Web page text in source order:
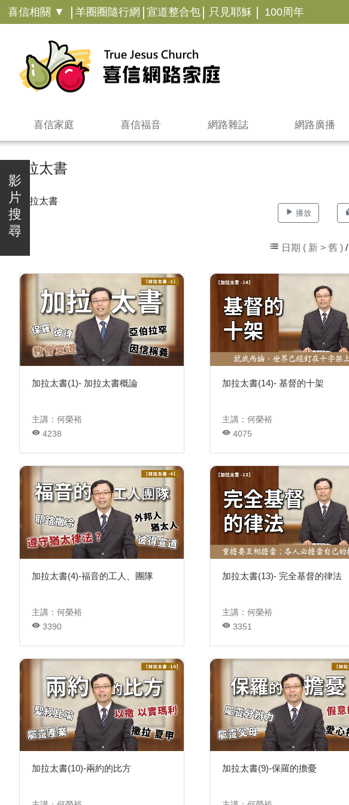
喜信相關 ▼ | 羊圈圈隨行網 | 宣道整合包 | 只見耶穌 | 100周年
喜信家庭 喜信福音 網路雜誌 網路廣播
影
片
搜
尋
加拉太書
播放
日期 ( 新 > 舊 )/
加拉太書(1)- 加拉太書概論
主講：何榮裕
4238
加拉太書(14)- 基督的十架
主講：何榮裕
4075
加拉太書(4)-福音的工人、團隊
主講：何榮裕
3390
加拉太書(13)- 完全基督的律法
主講：何榮裕
3351
加拉太書(10)-兩約的比方 加拉太書(9)-保羅的擔憂